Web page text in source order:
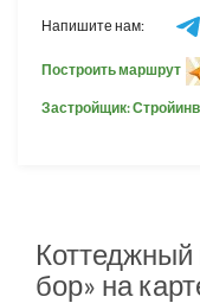
Напишите нам:
Построить маршрут
Застройщик:
бор» на